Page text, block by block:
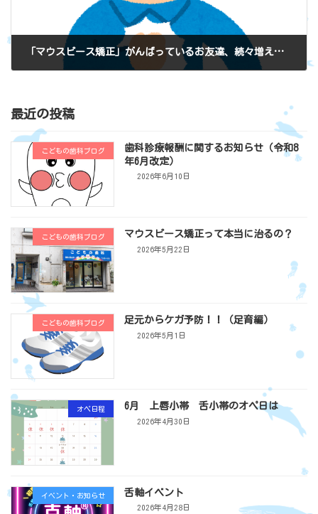
「マウスピース矯正」がんばっているお友達、続々増えています！
最近の投稿
こどもの歯科ブログ
歯科診療報酬に関するお知らせ（令和8
年6月改定）
2026年6月10日
こどもの歯科ブログ マウスピース矯正って本当に治るの？
2026年5月22日
こどもの歯科ブログ 足元からケガ予防！！（足育編）
2026年5月1日
オペ日程 6月 上唇小帯 舌小帯のオペ日は
2026年4月30日
イベント・お知らせ 舌軸イベント
2026年4月28日